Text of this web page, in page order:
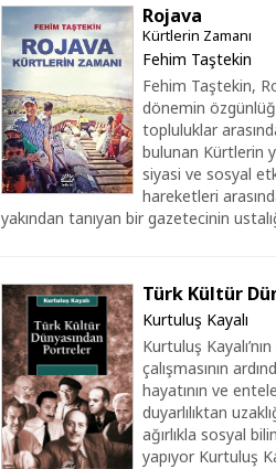
Rojava
Kürtlerin Zamanı
Fehim Taştekin
Fehim Taştekin,
dönemin
topluluklar
bulunan Kürtlerin
siyasi ve sosyal
hareketleri
yakından tanıyan bir gazetecinin
Türk Kültür
Kurtuluş Kayalı
Kurtuluş
çalışmasının
hayatının ve
duyarlılıktan
ağırlıkla sosyal
yapıyor Kurtuluş